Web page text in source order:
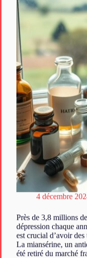
4 décembre
Près de 3,8 millions
dépression chaque
est crucial d’avoir
La miansérine, un
été retiré du marché